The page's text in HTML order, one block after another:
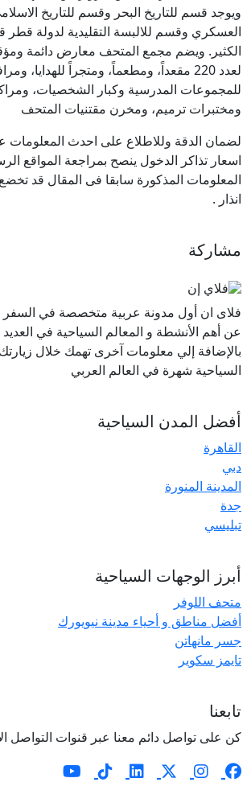
ويوجد قسم للتاريخ البحر وقسم للتاريخ
العسكري وقسم للالبسة التقليدية لدولة قطر
الكثير. ويضم مجمع المتحف معارض دائمة
لعدد 220 مقعداً، ومطعماً، ومتجراً للهدايا،
للمجموعات المدرسية وكبار الشخصيات،
ومختبرات ترميم، ومخرن مقتنيات المتحف
لضمان الدقة وللاطلاع على احدث المعلومات
اسعار تذاكر الدخول ينصح بمراجعة المواقع
المعلومات المذكورة سابقا فى المقال قد
انذار .
مشاركة
فلاى ان أول مدونة عربية متخصصة في السفر
عن أهم الأنشطة و المعالم السياحية في
بالإضافة إلي معلومات آخرى تهمك خلال
السياحية شهرة في العالم العربي
أفضل المدن السياحية
القاهرة
دبي
المدينة المنورة
جدة
تبليسي
أبرز الوجهات السياحية
متحف اللوفر
أفضل مناطق و أحياء مدينة نيويورك
جسر مانهاتن
تايمز سكوير
تابعنا
كن على تواصل دائم معنا عبر قنوات التواصل